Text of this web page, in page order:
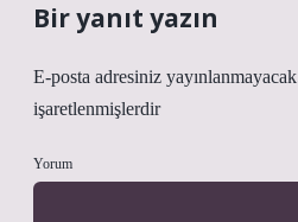
Bir yanıt yazın
E-posta adresiniz
işaretlenmişlerdir
Yorum